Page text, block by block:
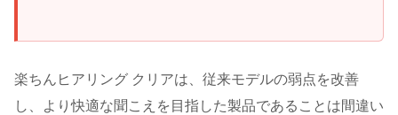
楽ちんヒアリング クリアは、従来モデルの弱点を改善
し、より快適な聞こえを目指した製品であることは間違い